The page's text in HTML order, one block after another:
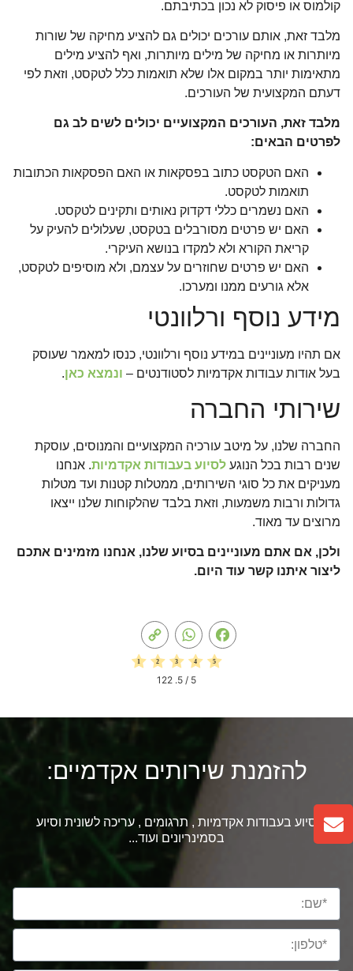
קולמוס או פיסוק לא נכון בכתיבתם.
מלבד זאת, אותם עורכים יכולים גם להציע מחיקה של שורות
מיותרות או מחיקה של מילים מיותרות, ואף להציע מילים
מתאימות יותר במקום אלו שלא תואמות כלל לטקסט, וזאת לפי
דעתם המקצועית של העורכים.
מלבד זאת, העורכים המקצועיים יכולים לשים לב גם
לפרטים הבאים:
האם הטקסט כתוב בפסקאות או האם הפסקאות הכתובות
תואמות לטקסט.
האם נשמרים כללי דקדוק נאותים ותקינים לטקסט.
האם יש פרטים מסורבלים בטקסט, שעלולים להעיק על
קריאת הקורא ולא למקדו בנושא העיקרי.
האם יש פרטים שחוזרים על עצמם, ולא מוסיפים לטקסט,
אלא גורעים ממנו ומערכו.
מידע נוסף ורלוונטי
אם תהיו מעוניינים במידע נוסף ורלוונטי, כנסו למאמר שעוסק
בעל אודות עבודות אקדמיות לסטודנטים – ונמצא כאן.
שירותי החברה
החברה שלנו, על מיטב עורכיה המקצועיים והמנוסים, עוסקת
שנים רבות בכל הנוגע לסיוע בעבודות אקדמיות. אנחנו
מעניקים את כל סוגי השירותים, ממטלות קטנות ועד מטלות
גדולות ורבות משמעות, וזאת בלבד שהלקוחות שלנו ייצאו
מרוצים עד מאוד.
ולכן, אם אתם מעוניינים בסיוע שלנו, אנחנו מזמינים אתכם
ליצור איתנו קשר עוד היום.
Facebook
WhatsApp
5
/ 5.
122
להזמנת שירותים אקדמיים:
סיוע בעבודות אקדמיות , תרגומים , עריכה לשונית וסיוע
בסמינריונים ועוד...